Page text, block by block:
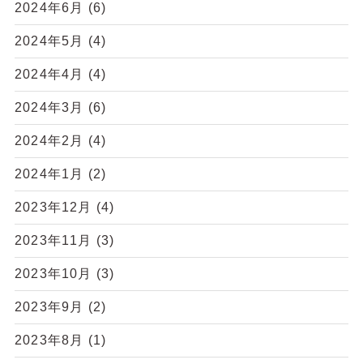
2024年6月 (6)
2024年5月 (4)
2024年4月 (4)
2024年3月 (6)
2024年2月 (4)
2024年1月 (2)
2023年12月 (4)
2023年11月 (3)
2023年10月 (3)
2023年9月 (2)
2023年8月 (1)